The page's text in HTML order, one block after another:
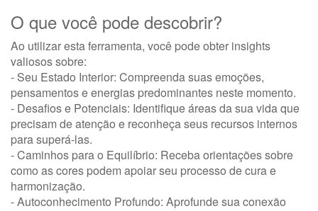
O que você pode descobrir?
Ao utilizar esta ferramenta, você pode obter insights
valiosos sobre:
- Seu Estado Interior: Compreenda suas emoções,
pensamentos e energias predominantes neste momento.
- Desafios e Potenciais: Identifique áreas da sua vida que
precisam de atenção e reconheça seus recursos internos
para superá-las.
- Caminhos para o Equilíbrio: Receba orientações sobre
como as cores podem apoiar seu processo de cura e
harmonização.
- Autoconhecimento Profundo: Aprofunde sua conexão